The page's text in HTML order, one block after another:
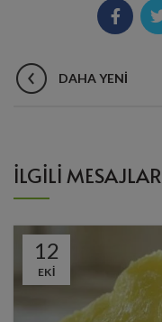
DAHA YENI
İLGILI MESAJLAR
12
EKI